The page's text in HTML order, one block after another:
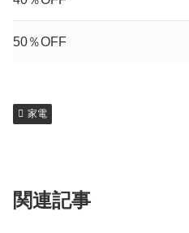
50％OFF
家電
関連記事